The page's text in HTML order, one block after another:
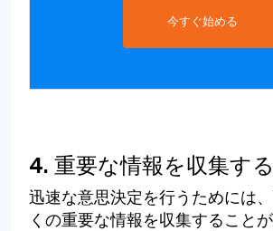
今すぐ始める
4. 重要な情報を収集する
迅速な意思決定を行うためには
くの重要な情報を収集すること